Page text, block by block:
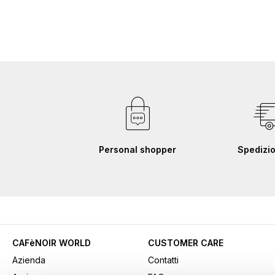
Personal shopper
CAFèNOIR WORLD
Azienda
CUSTOMER CARE
Contatti